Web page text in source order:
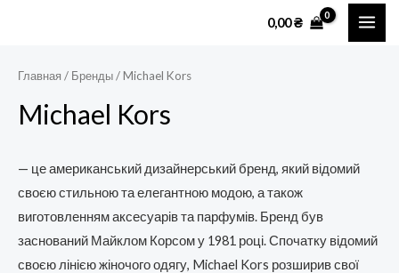
0,00₴
Главная / Бренды / Michael Kors
Michael Kors
— це американський дизайнерський бренд, який відомий
своєю стильною та елегантною модою, а також
виготовленням аксесуарів та парфумів. Бренд був
заснований Майклом Корсом у 1981 році. Спочатку відомий
своєю лінією жіночого одягу, Michael Kors розширив свої